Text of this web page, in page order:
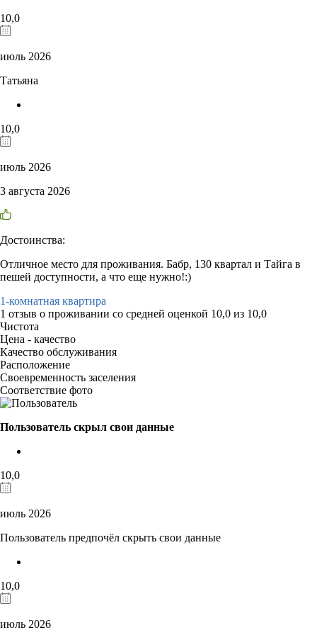
10,0
июль 2026
Татьяна
10,0
июль 2026
3 августа 2026
Достоинства:
Отличное место для проживания. Бабр, 130 квартал и Тайга в
пешей доступности, а что еще нужно!:)
1-комнатная квартира
1 отзыв о проживании со средней оценкой 10,0 из 10,0
Чистота
Цена - качество
Качество обслуживания
Расположение
Своевременность заселения
Соответствие фото
Пользователь скрыл свои данные
10,0
июль 2026
Пользователь предпочёл скрыть свои данные
10,0
июль 2026